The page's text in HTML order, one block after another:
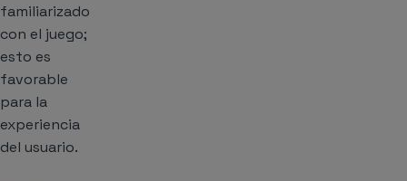
familiarizado
con el juego;
esto es
favorable
para la
experiencia
del usuario.